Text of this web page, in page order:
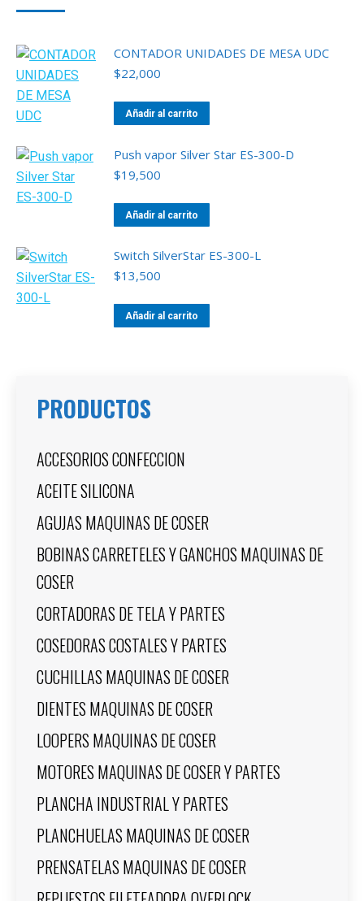
CONTADOR UNIDADES DE MESA UDC
$22,000
Añadir al carrito
Push vapor Silver Star ES-300-D
$19,500
Añadir al carrito
Switch SilverStar ES-300-L
$13,500
Añadir al carrito
PRODUCTOS
ACCESORIOS CONFECCION
ACEITE SILICONA
AGUJAS MAQUINAS DE COSER
BOBINAS CARRETELES Y GANCHOS MAQUINAS DE
COSER
CORTADORAS DE TELA Y PARTES
COSEDORAS COSTALES Y PARTES
CUCHILLAS MAQUINAS DE COSER
DIENTES MAQUINAS DE COSER
LOOPERS MAQUINAS DE COSER
MOTORES MAQUINAS DE COSER Y PARTES
PLANCHA INDUSTRIAL Y PARTES
PLANCHUELAS MAQUINAS DE COSER
PRENSATELAS MAQUINAS DE COSER